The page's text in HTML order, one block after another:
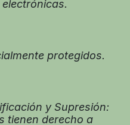
protegidos.
y Supresión:
tienen derecho a